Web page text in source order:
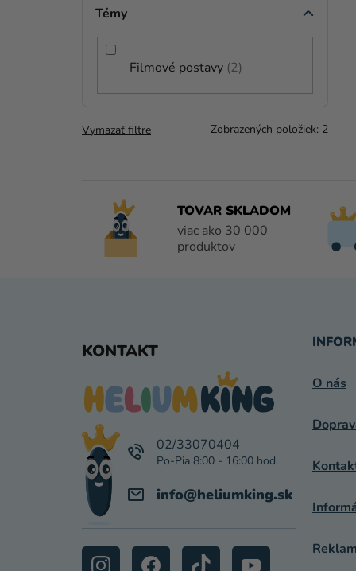
Témy
Filmové postavy 2
Vymazať filtre Zobrazených položiek: 2
TOVAR SKLADOM
viac ako 30 000
produktov
KONTAKT
info@heliumking.sk
02/33070404
O nás